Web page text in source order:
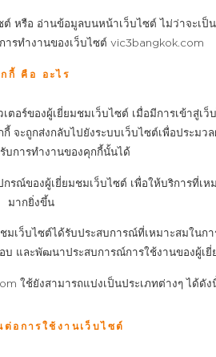
ต์ หรือ อ่านข้อมูลบนหน้าเว็บไซต์ ไม่ว่าจะเป็
ารทำงานของเว็บไซต์ vic3bangkok.com
กี้ คือ อะไร
อร์ของผู้เยี่ยมชมเว็บไซต์ เมื่อมีการเข้าสู่เ
จะถูกส่งกลับไปยังระบบเว็บไซต์เพื่อประมว
บการทำงานของคุกกี้นั้นได้
รณ์ของผู้เยี่ยมชมเว็บไซต์ เพื่อให้บริการที่เห
มากยิ่งขึ้น
เว็บไซต์ได้รับประสบการณ์ที่เหมาะสมในก
และพัฒนาประสบการณ์การใช้งานของผู้เยี่
ใช้ยังสามารถแบ่งเป็นประเภทต่างๆ ได้ดัง
ต่อการใช้งานเว็บไซต์